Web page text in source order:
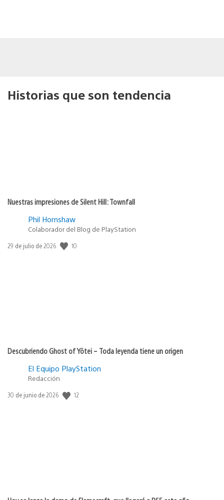
Historias que son tendencia
Nuestras impresiones de Silent Hill: Townfall
Phil Hornshaw
Colaborador del Blog de PlayStation
Fecha
29 de julio de 2026 10
Descubriendo Ghost of Yōtei – Toda leyenda tiene un origen
El Equipo PlayStation
Redacción
Fecha
30 de junio de 2026 12